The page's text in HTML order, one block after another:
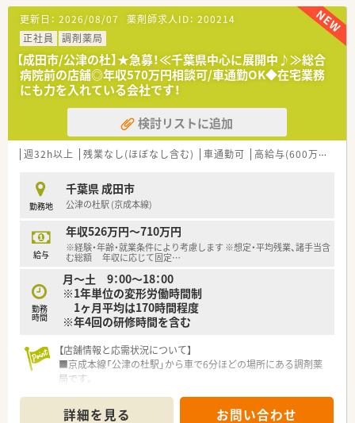
【職場環境と雰囲気】
■1日の処方箋枚数は10枚程と落ち着いており、じっくりと業務
に取り組めます。
■常勤薬剤師2名体制で、お互いに協力しながら業務を進めてい
ます。
■海にも近い立地で、夏にはマリンスポーツなども楽しめる魅力
的な環境です。
【こんな取り組みをしています】
■薬剤師の専門性向上のため、研修認定薬剤師制度の取得を積極
的に奨励しています。
する制度が充実しています。
■自社の保健師や管理栄養士による、社員向けの健康サポートプ
ログラムを実施しています。
【こんな方にオススメ】
■土日祝休みと18時終業の環境で、ワークライフバランスを最
優先にしたい方におすすめです。
■独身者向けの借上げ社宅制度があり、家賃100%補助で転居を
お考えの方に最適です。
■落ち着いた環境で、患者様一人ひとりと丁寧に向き合いたい方
に適しています。
更新日： 2026/08/07 薬剤師求人ID： 200214
正社員
調剤薬局
【成田市/公津の杜】★急募！≪千葉県中心に展開中♪≫総合
病院前の店舗◎年収570万円相談可/車通勤OK◆在宅業務
にも力を入れている会社です！
検討リストに追加
週32h以上 残業なし(ほぼなし含む) 車通勤可 高給与(600万円以上)
勤務地
千葉県 成田市
公津の杜駅 (京成本線)
給与
年収526万円～710万円
※経験・年齢・就業条件により考慮します ※想定・平均残業、諸手当含
む総額 年収に応じて固定…
勤務
時間
月～土 9：00～18：00
※1年単位の変形労働時間制
1ヶ月平均は170時間程度
※年4回の研修時間を含む
【店舗情報と応需状況について】
■京成本線「公津の杜駅」から車で6分ほどの場所にある調剤薬
局です。
需しています。
詳細を見る お問い合わせ